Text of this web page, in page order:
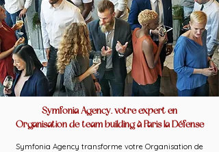
Symfonia Agency, votre expert en
Organisation de team building à Paris la Défense
Symfonia Agency transforme votre Organisation de